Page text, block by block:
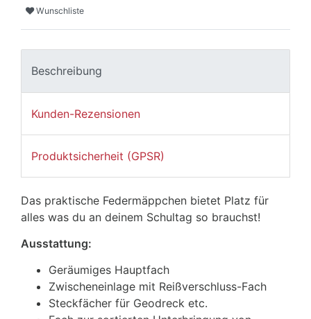
Wunschliste
Beschreibung
Kunden-Rezensionen
Produktsicherheit (GPSR)
Das praktische Federmäppchen bietet Platz für
alles was du an deinem Schultag so brauchst!
Ausstattung:
Geräumiges Hauptfach
Zwischeneinlage mit Reißverschluss-Fach
Steckfächer für Geodreck etc.